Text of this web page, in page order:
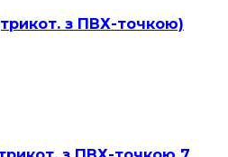
з ПВХ-точкою)